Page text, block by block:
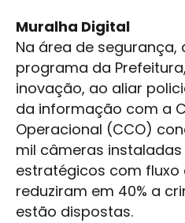
Muralha Digital
Na área de segurança,
programa da
inovação, ao aliar
da informação com a
Operacional (CCO)
mil câmeras
estratégicos com fluxo
reduziram em 40% a
estão dispostas.